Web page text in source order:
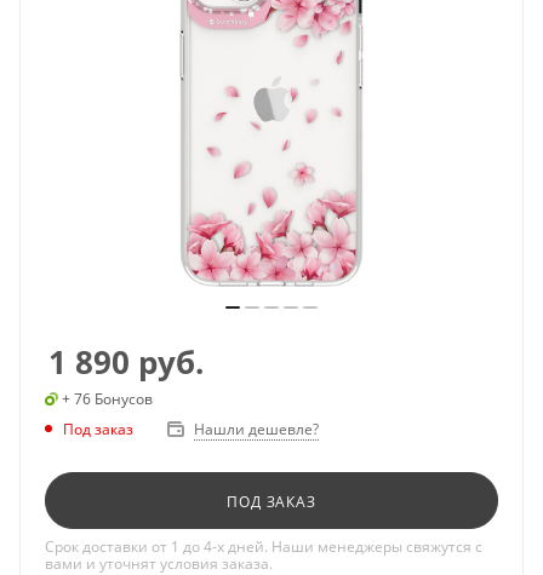
1 890 руб.
+ 76 Бонусов
Под заказ
Нашли дешевле?
ПОД ЗАКАЗ
Срок доставки от 1 до 4-х дней. Наши менеджеры свяжутся с
вами и уточнят условия заказа.